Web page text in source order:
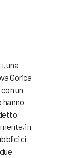
una
Gorica
un
hanno
in
di